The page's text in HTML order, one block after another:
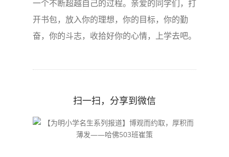
一个不断超越自己的过程。亲爱的同学们，打
开书包，放入你的理想，你的目标，你的勤
奋，你的斗志，收拾好你的心情，上学去吧。
扫一扫，分享到微信